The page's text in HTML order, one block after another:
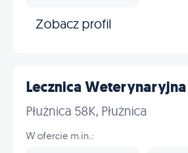
Zobacz profil
Lecznica Weterynaryjna
Płużnica 58K, Płużnica
W ofercie m.in.: